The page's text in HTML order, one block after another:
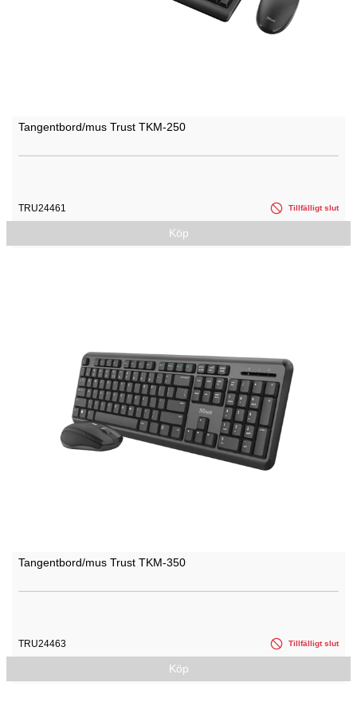
Tangentbord/mus Trust TKM-250
TRU24461 Tillfälligt slut
Köp
Tangentbord/mus Trust TKM-350
TRU24463 Tillfälligt slut
Köp